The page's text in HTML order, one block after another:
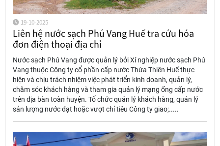
19-10-2025
Liên hệ nước sạch Phú Vang Huế tra cứu hóa
đơn điện thoại địa chỉ
Nước sạch Phú Vang được quản lý bởi Xí nghiệp nước sạch Phú
Vang thuộc Công ty cổ phần cấp nước Thừa Thiên Huế thực
hiện và chịu trách nhiệm việc phát triển kinh doanh, quản lý,
chăm sóc khách hàng và tham gia quản lý mạng ống cấp nước
trên địa bàn toàn huyện. Tổ chức quản lý khách hàng, quản lý
sản lượng nước đạt hoặc vượt chỉ tiêu Công ty giao;.....